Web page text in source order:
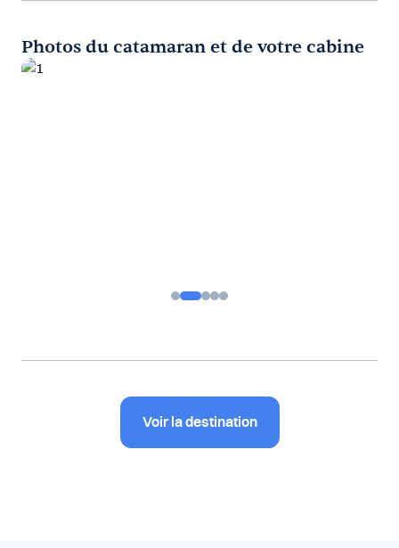
Photos du catamaran et de votre cabine
Voir la destination